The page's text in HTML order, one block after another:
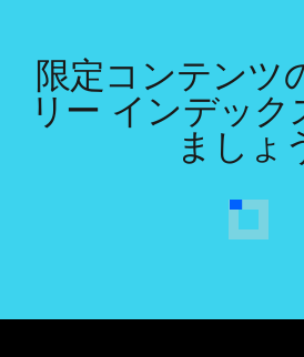
限定コンテンツ
リー インデック
ましょ